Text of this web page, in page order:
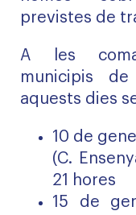
previstes de
A les
municipis
aquests dies
10 de
(C.
21 hores
15 de